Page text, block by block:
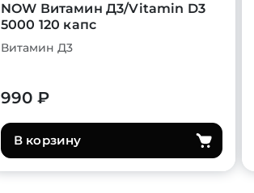
NOW Витамин Д3/Vitamin D3
5000 120 капс
Витамин Д3
990 ₽
В корзину